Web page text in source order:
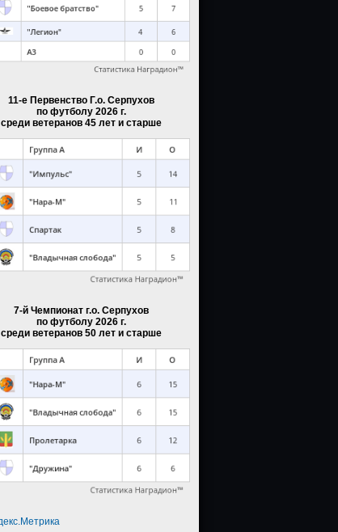
11-е Первенство Г.о. Серпухов
по футболу 2026 г.
среди ветеранов 45 лет и старше
7-й Чемпионат г.о. Серпухов
по футболу 2026 г.
среди ветеранов 50 лет и старше